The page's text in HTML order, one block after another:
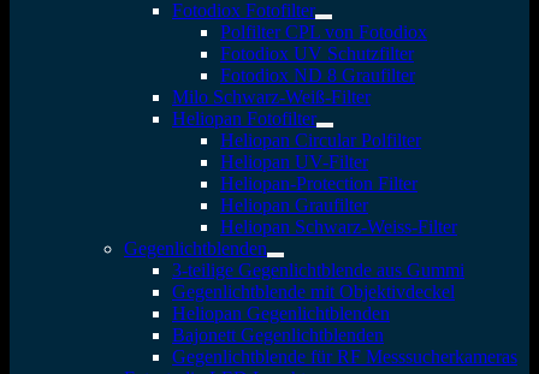
Fotodiox Fotofilter
Polfilter CPL von Fotodiox
Fotodiox UV Schutzfilter
Fotodiox ND 8 Graufilter
Milo Schwarz-Weiß-Filter
Heliopan Fotofilter
Heliopan Circular Polfilter
Heliopan UV-Filter
Heliopan-Protection Filter
Heliopan Graufilter
Heliopan Schwarz-Weiss-Filter
Gegenlichtblenden
3-teilige Gegenlichtblende aus Gummi
Gegenlichtblende mit Objektivdeckel
Heliopan Gegenlichtblenden
Bajonett Gegenlichtblenden
Gegenlichtblende für RF Messsucherkameras